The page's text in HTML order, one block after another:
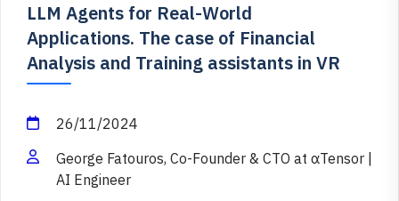
LLM Agents for Real-World
Applications. The case of Financial
Analysis and Training assistants in VR
26/11/2024
George Fatouros, Co-Founder & CTO at αTensor |
AI Engineer